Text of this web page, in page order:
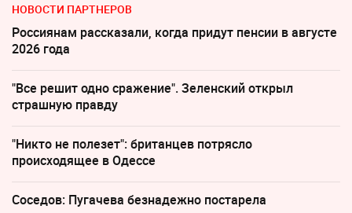
НОВОСТИ ПАРТНЕРОВ
Россиянам рассказали, когда придут пенсии в августе
2026 года
"Все решит одно сражение". Зеленский открыл
страшную правду
"Никто не полезет": британцев потрясло
происходящее в Одессе
Соседов: Пугачева безнадежно постарела